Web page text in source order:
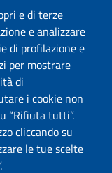
e di terze
e analizzare
di profilazione e
per mostrare
di
i cookie non
“Rifiuta tutti”.
cliccando su
le tue scelte
e Urbanistica